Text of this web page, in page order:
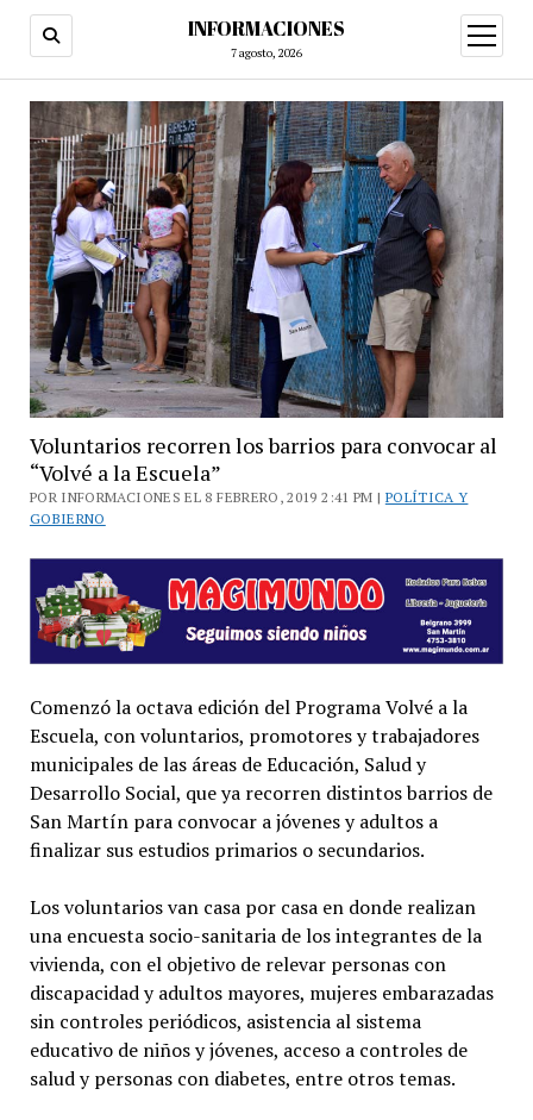
INFORMACIONES
7 agosto, 2026
abrir
menú
Voluntarios recorren los barrios para convocar al
“Volvé a la Escuela”
POR INFORMACIONES EL 8 FEBRERO, 2019 2:41 PM | POLÍTICA Y
GOBIERNO
Comenzó la octava edición del Programa Volvé a la
Escuela, con voluntarios, promotores y trabajadores
municipales de las áreas de Educación, Salud y
Desarrollo Social, que ya recorren distintos barrios de
San Martín para convocar a jóvenes y adultos a
finalizar sus estudios primarios o secundarios.
Los voluntarios van casa por casa en donde realizan
una encuesta socio-sanitaria de los integrantes de la
vivienda, con el objetivo de relevar personas con
discapacidad y adultos mayores, mujeres embarazadas
sin controles periódicos, asistencia al sistema
educativo de niños y jóvenes, acceso a controles de
salud y personas con diabetes, entre otros temas.